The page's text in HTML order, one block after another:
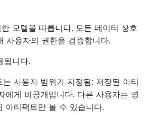
모델을 따릅니다. 모든 데이터 상호
사용자의 권한을 검증합니다.
됩니다.
는 사용자 범위가 지정됨: 저장된 아티
에게 비공개입니다. 다른 사용자는 명
아티팩트만 볼 수 있습니다.